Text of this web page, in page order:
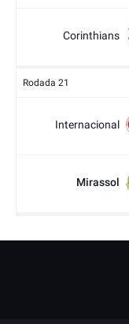
Corinthians
Rodada 21
Internacional
Mirassol